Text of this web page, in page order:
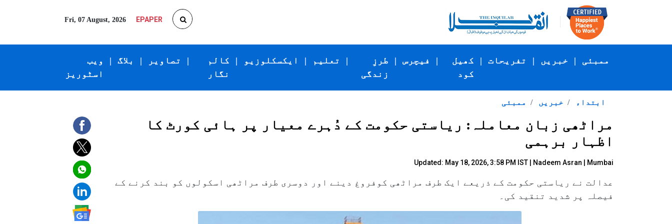
Fri, 07 August, 2026 EPAPER
ویب
اسٹوریز
| بلاگ | تصاویر |
کالم
نگار
| ایکسکلوزیو | تعلیم |
طرزِ
زندگی
| فیچرس |
کھیل
کود
| تفریحات | خبریں | ممبئی
ممبئی خبریں ابتداء
مراٹھی زبان معاملہ: ریاستی حکومت کے دُہرے معیار پر ہائی کورٹ کا
اظہار برہمی
Updated: May 18, 2026, 3:58 PM IST | Nadeem Asran | Mumbai
عدالت نے ریاستی حکومت کے ذریعے ایک طرف مراٹھی کوفروغ دینے اور دوسری طرف مراٹھی اسکولوں کو بند کرنے کے
فیصلہ پر شدید تنقید کی۔